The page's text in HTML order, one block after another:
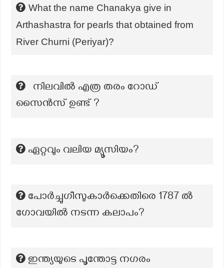
What the name Chanakya give in
Arthashastra for pearls that obtained from
River Churni (Periyar)?
നിലവിൽ എത്ര തരം റോഡ്
സൈൻസ് ഉണ്ട് ?
ഏറ്റവും വലിയ മ്യൂസിയം?
പോർച്ചുഗീസുകാർക്കെതിരെ 1787 ല്‍
ഗോവയിൽ നടന്ന കലാപം?
ഇന്ത്യയുടെ പൂന്തോട്ട നഗരം